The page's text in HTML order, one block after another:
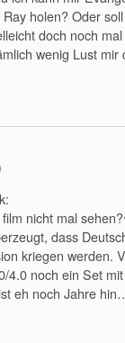
holen? Oder
doch noch
wenig Lust mir
nicht mal
dass
kriegen werden.
4.0 noch ein Set
eh noch Jahre